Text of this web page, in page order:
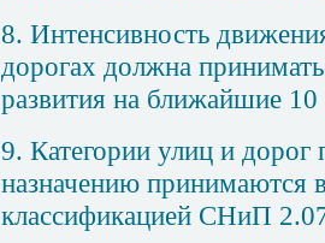
8. Интенсивность
дорогах должна
развития на ближайшие 10
9. Категории улиц и
назначению принимаются
классификацией СНиП